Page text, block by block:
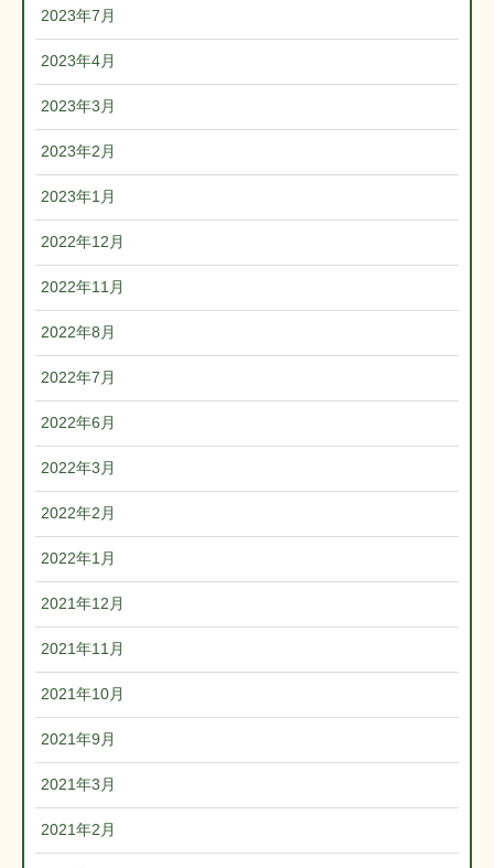
2023年7月
2023年4月
2023年3月
2023年2月
2023年1月
2022年12月
2022年11月
2022年8月
2022年7月
2022年6月
2022年3月
2022年2月
2022年1月
2021年12月
2021年11月
2021年10月
2021年9月
2021年3月
2021年2月